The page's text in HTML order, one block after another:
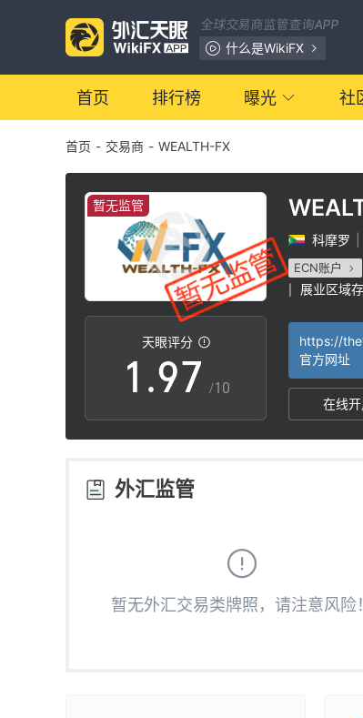
全球交易商监管查询APP
什么是WikiFX
首页 排行榜 曝光 社
首页 - 交易商 - WEALTH-FX
暂无监管
天眼评分
0
1
2
3
5
.
3
4
5
6
7
8
9
1
2
3
4
5
6
7
8
9
/10
科摩罗
ECN账户
展业区域
https://
官方网址
在线开
外汇监管
暂无外汇交易类牌照，请注意风险！